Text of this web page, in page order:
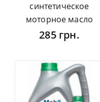
синтетическое
моторное масло
285 грн.